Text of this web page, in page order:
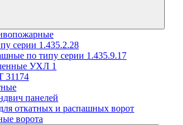
серии 1.435.2.28
по типу серии 1.435.9.17
УХЛ 1
31174
панелей
откатных и распашных ворот
ворота